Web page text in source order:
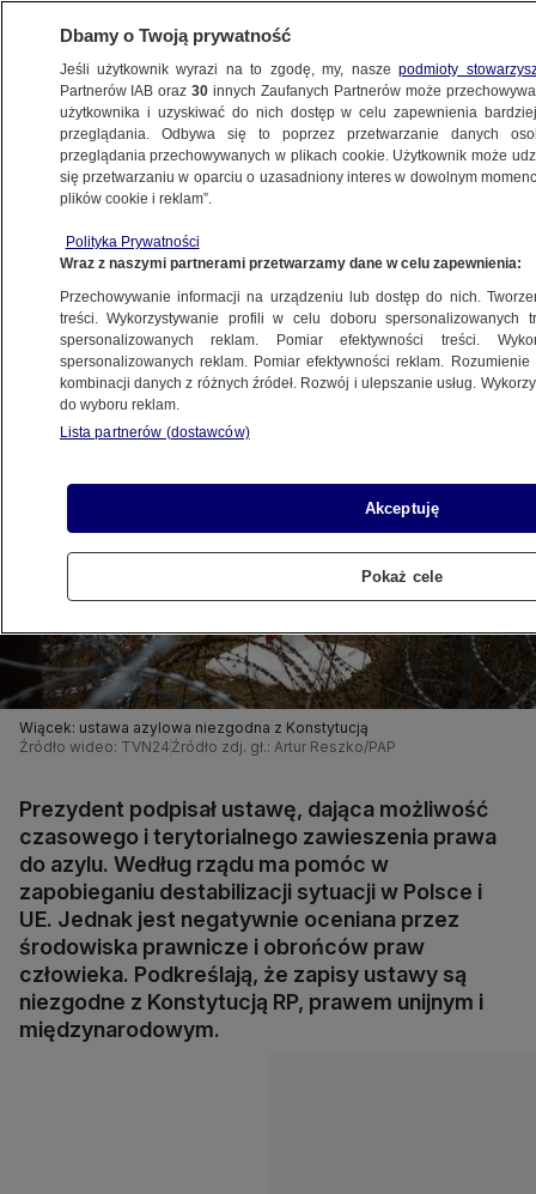
POLSKA
"liczne zastrzeżenia konstytucyjne"?
26.03.2025, 14:25
Udostępnij
Wiącek: ustawa azylowa niezgodna z Konstytucją
Źródło wideo: TVN24 Źródło zdj. gł.: Artur Reszko/PAP
Prezydent podpisał ustawę, dająca możliwość
czasowego i terytorialnego zawieszenia prawa
do azylu. Według rządu ma pomóc w
zapobieganiu destabilizacji sytuacji w Polsce i
UE. Jednak jest negatywnie oceniana przez
środowiska prawnicze i obrońców praw
człowieka. Podkreślają, że zapisy ustawy są
niezgodne z Konstytucją RP, prawem unijnym i
międzynarodowym.
Dbamy o Twoją prywatność
Jeśli użytkownik wyrazi na to zgodę, my, naszepodmioty
Partnerów IAB oraz30 innych Zaufanych Partnerów może
użytkownika i uzyskiwać do nich dostęp w celu zapewnienia
przeglądania. Odbywa się to poprzez przetwarzanie danych
przeglądania przechowywanych w plikach cookie. Użytkownik może
się przetwarzaniu w oparciu o uzasadniony interes w dowolnym
plików cookie i reklam”.
Polityka Prywatności
Wraz z naszymi partnerami przetwarzamy dane w celu zapewnienia:
Przechowywanie informacji na urządzeniu lub dostęp do nich.
treści. Wykorzystywanie profili w celu doboru spersonalizowanych
spersonalizowanych reklam. Pomiar efektywności treści.
spersonalizowanych reklam. Pomiar efektywności reklam.
kombinacji danych z różnych źródeł. Rozwój i ulepszanie usług.
do wyboru reklam.
Lista partnerów (dostawców)
Akceptuję
Pokaż cele